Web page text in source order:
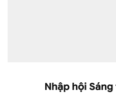
Nhập hội